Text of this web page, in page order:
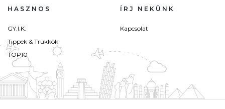
HASZNOS
GY.I.K.
Tippek & Trükkök
TOP10
ÍRJ NEKÜNK
Kapcsolat